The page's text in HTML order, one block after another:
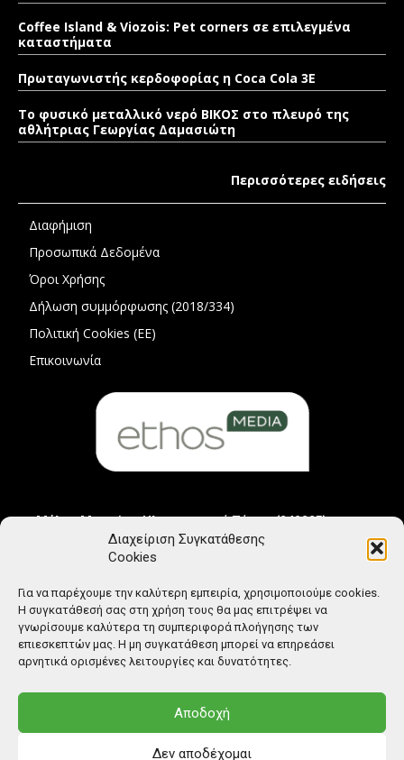
Διαχείριση Συγκατάθεσης
Cookies
Για να παρέχουμε την καλύτερη εμπειρία, χρησιμοποιούμε cookies.
Η συγκατάθεσή σας στη χρήση τους θα μας επιτρέψει να
γνωρίσουμε καλύτερα τη συμπεριφορά πλοήγησης των
επιεσκεπτών μας. Η μη συγκατάθεση μπορεί να επηρεάσει
αρνητικά ορισμένες λειτουργίες και δυνατότητες.
Αποδοχή
Δεν αποδέχομαι
Coffee Island & Viozois: Pet corners σε επιλεγμένα
καταστήματα
Πρωταγωνιστής κερδοφορίας η Coca Cola 3E
Το φυσικό μεταλλικό νερό ΒΙΚΟΣ στο πλευρό της
αθλήτριας Γεωργίας Δαμασιώτη
Περισσότερες ειδήσεις
Διαφήμιση
Προσωπικά Δεδομένα
Όροι Χρήσης
Δήλωση συμμόρφωσης (2018/334)
Πολιτική Cookies (ΕΕ)
Επικοινωνία
Μέλος Μητρώου Ηλεκτρονικού Τύπου (242225)